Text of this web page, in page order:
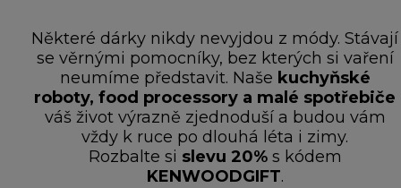
Některé dárky nikdy nevyjdou z módy. Stávají
se věrnými pomocníky, bez kterých si vaření
neumíme představit. Naše kuchyňské
roboty, food processory a malé spotřebiče
váš život výrazně zjednoduší a budou vám
vždy k ruce po dlouhá léta i zimy.
Rozbalte si slevu 20%s kódem
KENWOODGIFT.